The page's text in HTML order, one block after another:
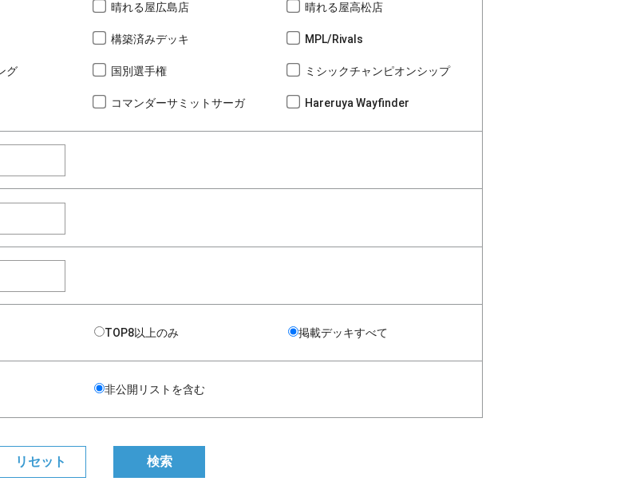
晴れる屋広島店 晴れる屋高松店
構築済みデッキ MPL/Rivals
グ 国別選手権 ミシックチャンピオンシップ
コマンダーサミットサーガ Hareruya Wayfinder
TOP8以上のみ 掲載デッキすべて
非公開リストを含む